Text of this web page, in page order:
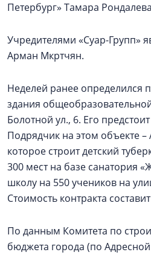
Петербург» Тамара
Учредителями «Суар-Групп»
Арман Мкртчян.
Неделей ранее определился
здания
Болотной ул., 6. Его
Подрядчик на этом объекте
которое строит детский
300 мест на базе санатория
школу на 550 учеников на
Стоимость контракта
По данным Комитета по
бюджета города (по